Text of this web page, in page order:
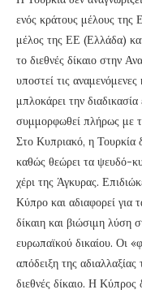
ενός κράτους μέλους της
μέλος της ΕΕ (Ελλάδα)
το διεθνές δίκαιο στην
υποστεί τις
μπλοκάρει την
συμμορφωθεί πλήρως με
Στο Κυπριακό, η Τουρκία
καθώς θεώρει τα ψευδό-
χέρι της Άγκυρας.
Κύπρο και αδιαφορεί
δίκαιη και βιώσιμη λύση
ευρωπαϊκού δικαίου. Οι
απόδειξη της
διεθνές δίκαιο. Η Κύπρος